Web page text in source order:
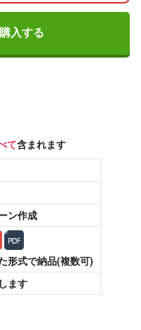
入する
て含まれます
ン作成
形式で納品(複数可)
します